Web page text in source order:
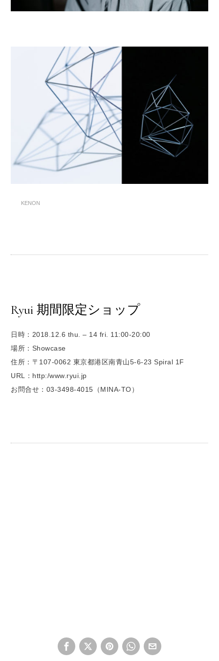
KENON
Ryui 期間限定ショップ
日時：2018.12.6 thu. – 14 fri. 11:00-20:00
場所：Showcase
住所：〒107-0062 東京都港区南青山5-6-23 Spiral 1F
URL：http:/www.ryui.jp
お問合せ：03-3498-4015（MINA-TO）